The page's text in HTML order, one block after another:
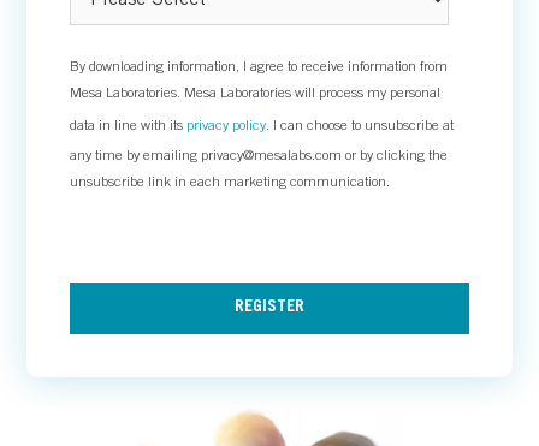
By downloading information, I agree to receive information from
Mesa Laboratories. Mesa Laboratories will process my personal
data in line with its privacy policy. I can choose to unsubscribe at
any time by emailing privacy@mesalabs.com or by clicking the
unsubscribe link in each marketing communication.